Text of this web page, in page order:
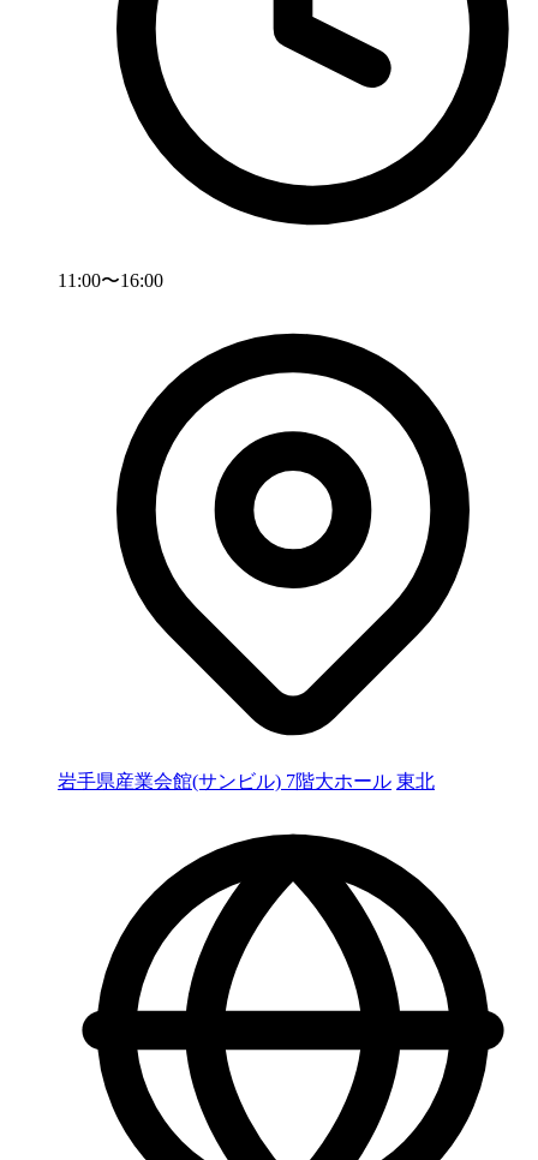
11:00〜16:00
岩手県産業会館(サンビル) 7階大ホール 東北